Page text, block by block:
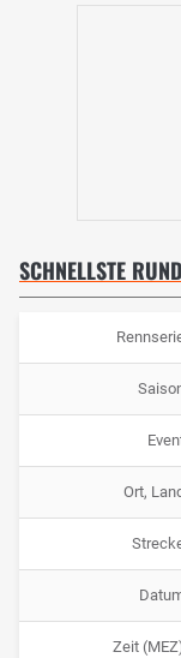
SCHNELLSTE
Ort,
Zeit